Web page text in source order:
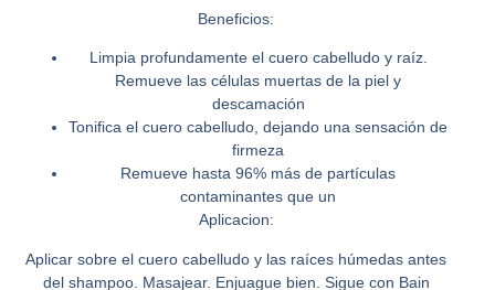
Beneficios:
Limpia profundamente el cuero cabelludo y raíz.
Remueve las células muertas de la piel y
descamación
Tonifica el cuero cabelludo, dejando una sensación de
firmeza
Remueve hasta 96% más de partículas
contaminantes que un
Aplicacion:
Aplicar sobre el cuero cabelludo y las raíces húmedas antes
del shampoo. Masajear. Enjuague bien. Sigue con Bain